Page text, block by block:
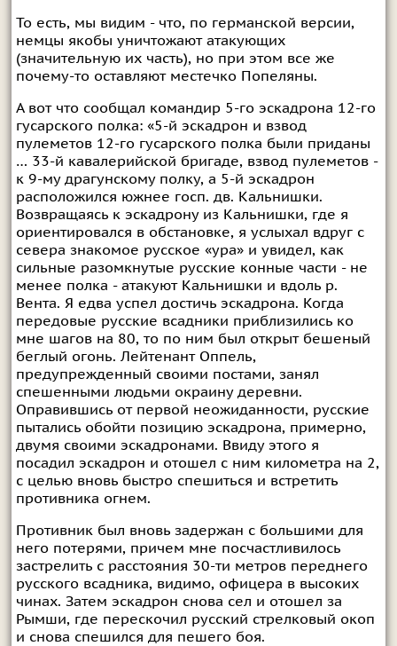
То есть, мы видим - что, по германской версии,
немцы якобы уничтожают атакующих
(значительную их часть), но при этом все же
почему-то оставляют местечко Попеляны.
А вот что сообщал командир 5-го эскадрона 12-го
гусарского полка: «5-й эскадрон и взвод
пулеметов 12-го гусарского полка были приданы
… 33-й кавалерийской бригаде, взвод пулеметов -
к 9-му драгунскому полку, а 5-й эскадрон
расположился южнее госп. дв. Кальнишки.
Возвращаясь к эскадрону из Кальнишки, где я
ориентировался в обстановке, я услыхал вдруг с
севера знакомое русское «ура» и увидел, как
сильные разомкнутые русские конные части - не
менее полка - атакуют Кальнишки и вдоль р.
Вента. Я едва успел достичь эскадрона. Когда
передовые русские всадники приблизились ко
мне шагов на 80, то по ним был открыт бешеный
беглый огонь. Лейтенант Оппель,
предупрежденный своими постами, занял
спешенными людьми окраину деревни.
Оправившись от первой неожиданности, русские
пытались обойти позицию эскадрона, примерно,
двумя своими эскадронами. Ввиду этого я
посадил эскадрон и отошел с ним километра на 2,
с целью вновь быстро спешиться и встретить
противника огнем.
Противник был вновь задержан с большими для
него потерями, причем мне посчастливилось
застрелить с расстояния 30-ти метров переднего
русского всадника, видимо, офицера в высоких
чинах. Затем эскадрон снова сел и отошел за
Рымши, где перескочил русский стрелковый окоп
и снова спешился для пешего боя.